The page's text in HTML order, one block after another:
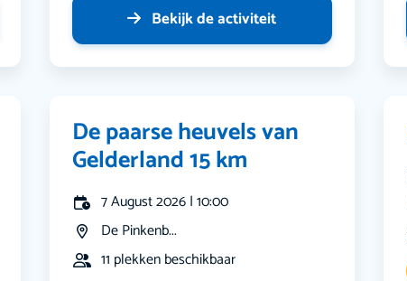
Bekijk de activiteit
De paarse heuvels van
Gelderland 15 km
7 August 2026 | 10:00
De Pinkenb...
11 plekken beschikbaar